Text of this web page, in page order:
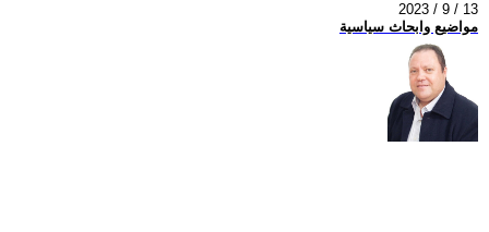
2023 / 9 / 13
مواضيع وابحاث سياسية